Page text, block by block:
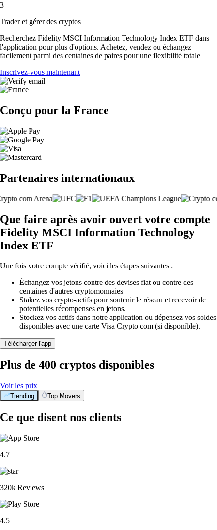
3
Trader et gérer des cryptos
Recherchez Fidelity MSCI Information Technology Index ETF dans
l'application pour plus d'options. Achetez, vendez ou échangez
facilement parmi des centaines de paires pour une flexibilité totale.
Inscrivez-vous maintenant
Conçu pour la France
Partenaires internationaux
Que faire après avoir ouvert votre compte
Fidelity MSCI Information Technology
Index ETF
Une fois votre compte vérifié, voici les étapes suivantes :
Échangez vos jetons contre des devises fiat ou contre des
centaines d'autres cryptomonnaies.
Stakez vos crypto-actifs pour soutenir le réseau et recevoir de
potentielles récompenses en jetons.
Stockez vos actifs dans notre application ou dépensez vos soldes
disponibles avec une carte Visa Crypto.com (si disponible).
Télécharger l'app
Plus de 400 cryptos disponibles
Voir les prix
Trending Top Movers
Ce que disent nos clients
4.7
320k Reviews
4.5